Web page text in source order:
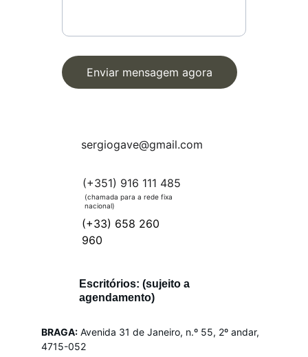
Escritórios: (sujeito a
agendamento)
sergiogave@gmail.com
Enviar mensagem agora
(+351) 916 111 485
(chamada para a rede fixa
nacional)
(+33) 658 260
960
BRAGA: Avenida 31 de Janeiro, n.º 55, 2º andar,
4715-052